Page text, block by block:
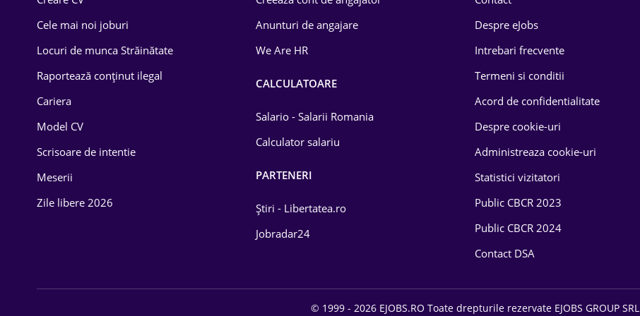
Drept
Educație / Training
Energetică
Farma
Cele mai noi joburi
Locuri de munca Străinătate
Raportează conținut ilegal
Cariera
Model CV
Scrisoare de intentie
Meserii
Zile libere 2026
Anunturi de angajare
We Are HR
CALCULATOARE
Salario - Salarii Romania
Calculator salariu
PARTENERI
Știri - Libertatea.ro
Jobradar24
Despre eJobs
Intrebari frecvente
Termeni si conditii
Acord de confidentialitate
Despre cookie-uri
Administreaza cookie-uri
Statistici vizitatori
Public CBCR 2023
Public CBCR 2024
Contact DSA
© 1999 - 2026 EJOBS.RO Toate drepturile rezervate EJOBS GROUP SRL